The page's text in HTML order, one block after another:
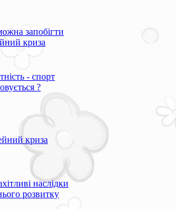
запобігти
криза
- спорт
?
криза
наслідки
розвитку